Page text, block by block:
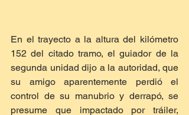
En el trayecto a la altura del kilómetro
152 del citado tramo, el guiador de la
segunda unidad dijo a la autoridad, que
su amigo aparentemente perdió el
control de su manubrio y derrapó, se
presume que impactado por tráiler,